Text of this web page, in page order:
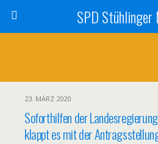
SPD Stühlinger
23. MÄRZ 2020
Soforthilfen der
klappt es mit der